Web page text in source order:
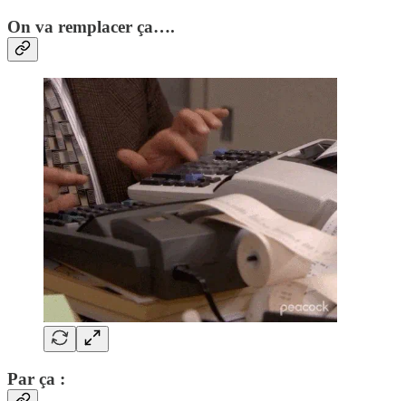
On va remplacer ça….
Par ça :